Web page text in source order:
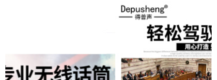
ビムアネンサー录音
装置サウドカースト
生放送全セト生放送
全セトI播2(単品)